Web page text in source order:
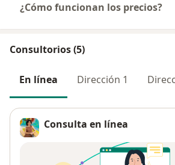
¿Cómo funcionan los precios?
Consultorios (5)
En línea Dirección 1
Consulta en línea